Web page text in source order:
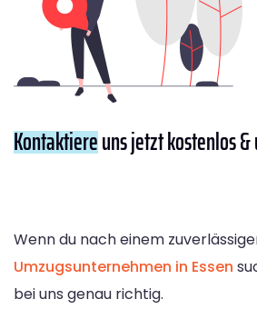
Kontaktiereuns jetzt kostenlos
Wenn du nach einem
Umzugsunternehmen in Essen
bei uns genau richtig.